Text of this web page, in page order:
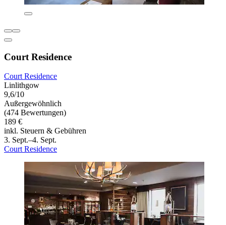
Court Residence
Court Residence
Linlithgow
9,6/10
Außergewöhnlich
(474 Bewertungen)
189 €
inkl. Steuern & Gebühren
3. Sept.–4. Sept.
Court Residence